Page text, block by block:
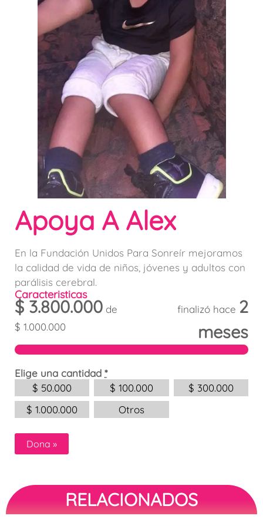
Apoya A Alex
En la Fundación Unidos Para Sonreír mejoramos
la calidad de vida de niños, jóvenes y adultos con
parálisis cerebral.
Caracteristicas
$ 3.800.000 de
$ 1.000.000
finalizó hace 2
meses
Elige una cantidad *
$ 50.000 $ 100.000 $ 300.000
$ 1.000.000 Otros
Dona »
RELACIONADOS